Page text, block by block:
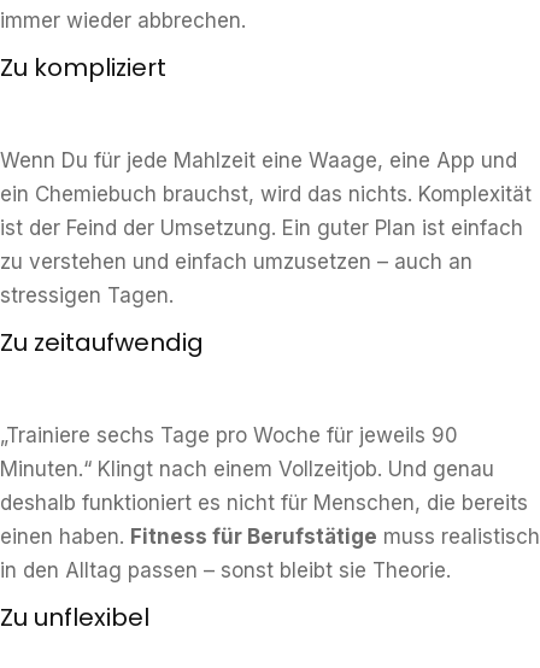
immer wieder abbrechen.
Zu kompliziert
Wenn Du für jede Mahlzeit eine Waage, eine App und
ein Chemiebuch brauchst, wird das nichts. Komplexität
ist der Feind der Umsetzung. Ein guter Plan ist einfach
zu verstehen und einfach umzusetzen – auch an
stressigen Tagen.
Zu zeitaufwendig
„Trainiere sechs Tage pro Woche für jeweils 90
Minuten.“ Klingt nach einem Vollzeitjob. Und genau
deshalb funktioniert es nicht für Menschen, die bereits
einen haben. Fitness für Berufstätige muss realistisch
in den Alltag passen – sonst bleibt sie Theorie.
Zu unflexibel